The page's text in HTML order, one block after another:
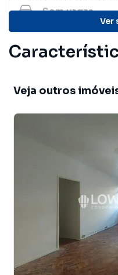
Ver
Semvagas
Veja outros